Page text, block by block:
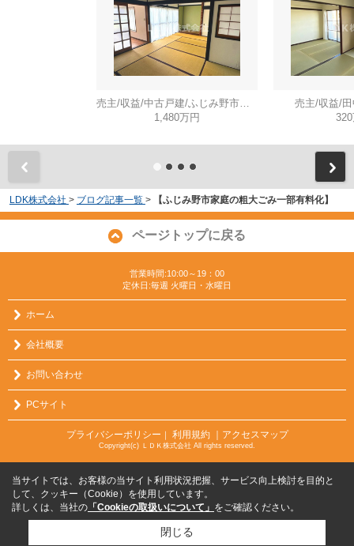
1,480万円
売主/収益/
LDK株式会社 > ブログ記事一覧 > 【ふじみ野市家庭の粗大ごみ一部有料化】
ページトップに戻る
営業時間:10:00～19：00
定休日:毎週 火曜日・水曜日
ホーム
会社概要
お問い合わせ
PCサイト
プライバシーポリシー ｜ 利用規約 ｜アクセスマップ
Copyright(c) ＬＤＫ株式会社 All rights reserved.
当サイトでは、お客様の当サイト利用状況把握、サービス向上検討を目的と
して、クッキー（Cookie）を使用しています。
詳しくは、当社の 「Cookieの取扱いについて」 をご確認ください。
閉じる